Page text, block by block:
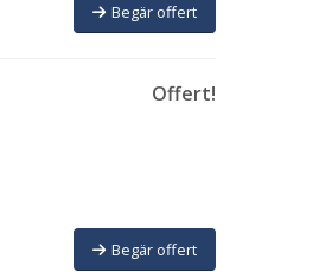
Begär offert
Offert!
Begär offert